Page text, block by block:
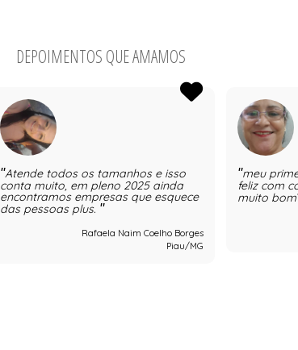
DEPOIMENTOS QUE AMAMOS
Atende todos os tamanhos e isso
conta muito, em pleno 2025 ainda
encontramos empresas que esquece
das pessoas plus.
Rafaela Naim Coelho Borges
Piau/MG
meu
feliz com
muito bom